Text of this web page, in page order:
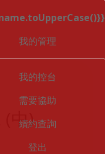
我的管理
我的控台
需要協助
續約查詢
登出
1
(中)